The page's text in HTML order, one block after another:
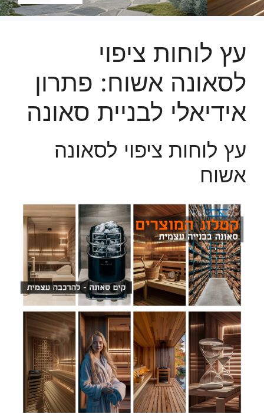
עץ לוחות ציפוי
לסאונה אשוח: פתרון
אידיאלי לבניית סאונה
עץ לוחות ציפוי לסאונה
אשוח